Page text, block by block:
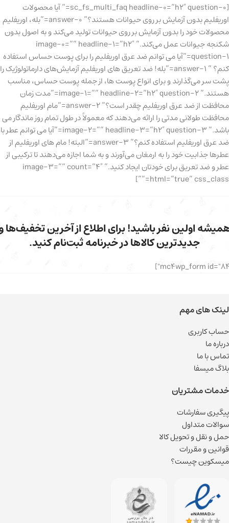
[sc_fs_multi_faq headline-0=”h2″ question-0=” آیا محصولات
اوریفلیم بدون آزمایش بر روی حیوانات هستند؟” answer-0=”بله، اوریفلیم
محصولات خود را بدون آزمایش بر روی حیوانات تولید می‌کند و به اصول بدون
شکنجه جیوانات عمل می‌کند.” image-0=”” headline-1=”h2″
question-1=”آیا می توانم ضد عرق اوریفلیم را برای پوست حساس استفاده
کنم؟ ” answer-1=”بله! ضد تعریق های اوریفلیم آزمایش‌های دارماتولوژیک را
پشت سر می‌گذارند و برای انواع پوست ها، از جمله پوست حساس، مناسب
هستند.” image-1=”” headline-2=”h2″ question-2=”مدت زمان
محافظت از ضد عرق اوریفلیم چقدر است؟” answer-2=”مام اوریفلیم
محافظت طولانی مدتی را ارائه می‌دهند که معمولاً در طول تمام روز ماندگار می
باشد.” image-2=”” headline-3=”h2″ question-3=”آیا می توانم عطر با
ضد عرق اوریفلیم استفاده کنم؟” answer-3=”البته! مام های اوریفلیم از
عطرها جذابیت خود را به ارمغان می‌آورند و به شما اجازه می‌دهند تا ترکیبی از
عطر و ضد تعریق برای خودتان ایجاد کنید.” image-3=”” count=”4″
html=”true” css_class=””]
اولین نفر باشید! برای اطلاع از آخرین تخفیف‌ها
جدیدترین کالاها در خبرنامه ثبت‌نام کنید.
لینک های مهم
حساب کاربری
درباره ما
تماس با ما
بلاگ میسفا
خدمات مشتریان
پیگیری سفارشات
سوالات متداول
حمل و نقل و تحویل کالا
قوانین و مقررات
میسکوین چیست؟